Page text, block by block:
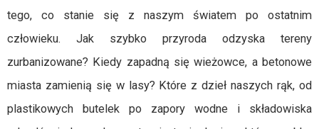
tego, co stanie się z naszym światem po ostatnim
człowieku. Jak szybko przyroda odzyska tereny
zurbanizowane? Kiedy zapadną się wieżowce, a betonowe
miasta zamienią się w lasy? Które z dzieł naszych rąk, od
plastikowych butelek po zapory wodne i składowiska